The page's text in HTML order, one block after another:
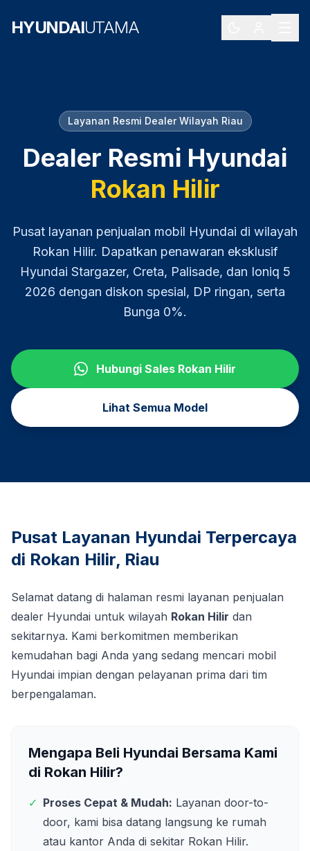
HYUNDAIUTAMA
Layanan Resmi Dealer Wilayah Riau
Dealer Resmi Hyundai
Rokan Hilir
Pusat layanan penjualan mobil Hyundai di wilayah
Rokan Hilir. Dapatkan penawaran eksklusif
Hyundai Stargazer, Creta, Palisade, dan Ioniq 5
2026 dengan diskon spesial, DP ringan, serta
Bunga 0%.
Hubungi Sales Rokan Hilir
Lihat Semua Model
Pusat Layanan Hyundai Terpercaya
di Rokan Hilir, Riau
Selamat datang di halaman resmi layanan penjualan
dealer Hyundai untuk wilayah Rokan Hilir dan
sekitarnya. Kami berkomitmen memberikan
kemudahan bagi Anda yang sedang mencari mobil
Hyundai impian dengan pelayanan prima dari tim
berpengalaman.
Mengapa Beli Hyundai Bersama Kami
di Rokan Hilir?
✓ Proses Cepat & Mudah: Layanan door-to-
door, kami bisa datang langsung ke rumah
atau kantor Anda di sekitar Rokan Hilir.